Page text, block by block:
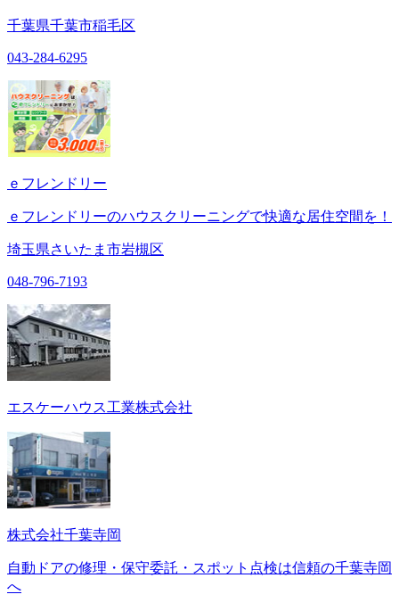
千葉県千葉市稲毛区
043-284-6295
ｅフレンドリー
ｅフレンドリーのハウスクリーニングで快適な居住空間を！
埼玉県さいたま市岩槻区
048-796-7193
エスケーハウス工業株式会社
株式会社千葉寺岡
自動ドアの修理・保守委託・スポット点検は信頼の千葉寺岡
へ